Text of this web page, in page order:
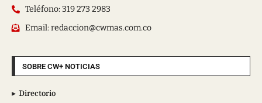
Teléfono: 319 273 2983
Email: redaccion@cwmas.com.co
SOBRE CW+ NOTICIAS
Directorio